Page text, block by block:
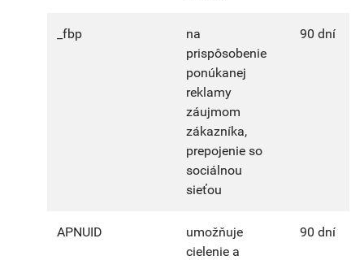
_fbp
na
prispôsobenie
ponúkanej
reklamy
záujmom
zákazníka,
prepojenie so
sociálnou
sieťou
90 dní
APNUID
umožňuje
cielenie a
90 dní